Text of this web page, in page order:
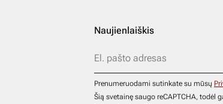
Naujienlaiškis
Prenumeruodami sutinkate su mūsų
Šią svetainę saugo reCAPTCHA, todėl